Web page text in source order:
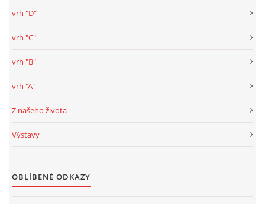
vrh "D"
vrh "C"
vrh "B"
vrh "A"
Z našeho života
Výstavy
OBLÍBENÉ ODKAZY